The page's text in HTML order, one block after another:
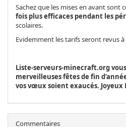
Sachez que les mises en avant sont
fois plus efficaces pendant les
scolaires.
Evidemment les tarifs seront revus
Liste-serveurs-minecraft.org
merveilleuses fêtes de fin
vos vœux soient exaucés. Joyeux
Commentaires